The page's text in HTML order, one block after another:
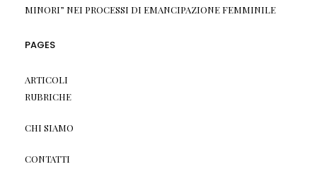
MINORI” NEI PROCESSI DI EMANCIPAZIONE FEMMINILE
PAGES
ARTICOLI
RUBRICHE
CHI SIAMO
CONTATTI